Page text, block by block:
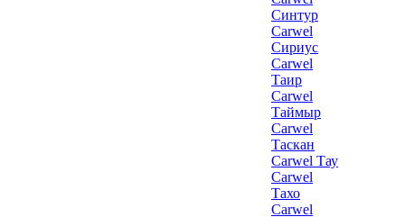
Синтур
Carwel
Сириус
Carwel
Таир
Carwel
Таймыр
Carwel
Таскан
Carwel Тау
Carwel
Тахо
Carwel